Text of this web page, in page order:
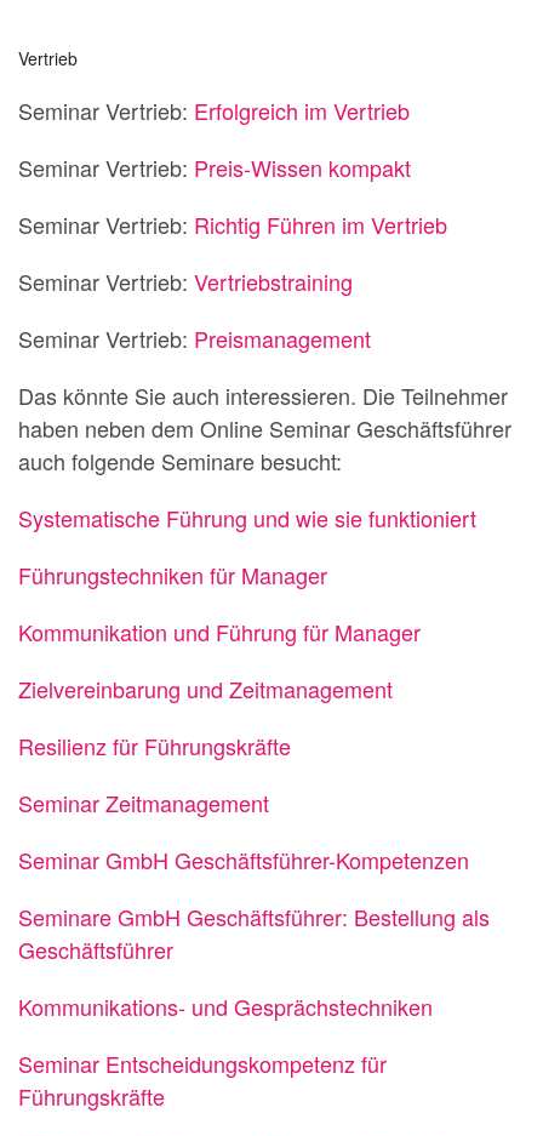
Vertrieb
Seminar Vertrieb: Erfolgreich im Vertrieb
Seminar Vertrieb: Preis-Wissen kompakt
Seminar Vertrieb: Richtig Führen im Vertrieb
Seminar Vertrieb: Vertriebstraining
Seminar Vertrieb: Preismanagement
Das könnte Sie auch interessieren. Die Teilnehmer
haben neben dem Online Seminar Geschäftsführer
auch folgende Seminare besucht:
Systematische Führung und wie sie funktioniert
Führungstechniken für Manager
Kommunikation und Führung für Manager
Zielvereinbarung und Zeitmanagement
Resilienz für Führungskräfte
Seminar Zeitmanagement
Seminar GmbH Geschäftsführer-Kompetenzen
Seminare GmbH Geschäftsführer: Bestellung als
Geschäftsführer
Kommunikations- und Gesprächstechniken
Seminar Entscheidungskompetenz für
Führungskräfte